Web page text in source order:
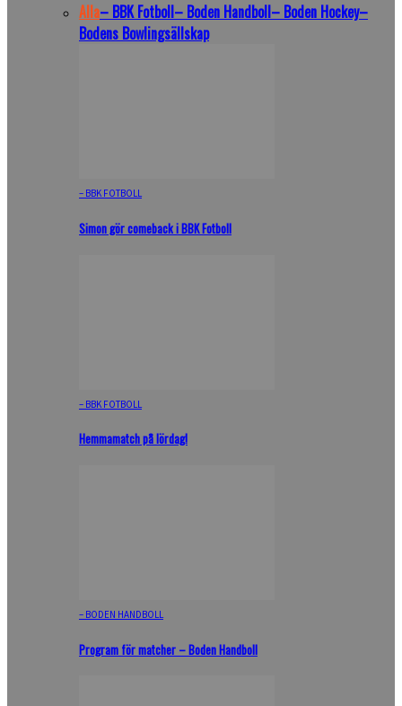
Alla– BBK Fotboll– Boden Handboll– Boden Hockey–
Bodens Bowlingsällskap
– BBK FOTBOLL
Simon gör comeback i BBK Fotboll
– BBK FOTBOLL
Hemmamatch på lördag!
– BODEN HANDBOLL
Program för matcher – Boden Handboll